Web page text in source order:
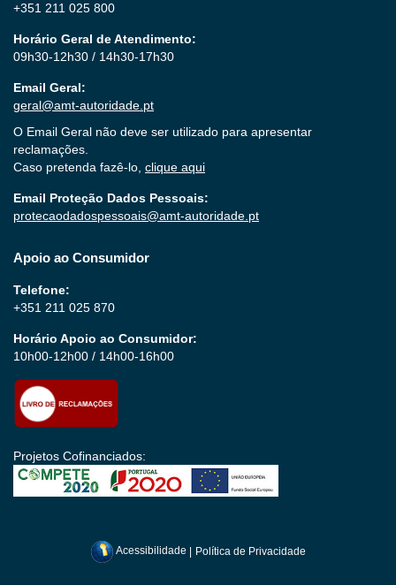
+351 211 025 800
Horário Geral de Atendimento:
09h30-12h30 / 14h30-17h30
Email Geral:
geral@amt-autoridade.pt
O Email Geral não deve ser utilizado para apresentar
reclamações.
Caso pretenda fazê-lo, clique aqui
Email Proteção Dados Pessoais:
protecaodadospessoais@amt-autoridade.pt
Apoio ao Consumidor
Telefone:
+351 211 025 870
Horário Apoio ao Consumidor:
10h00-12h00 / 14h00-16h00
Projetos Cofinanciados:
Acessibilidade | Política de Privacidade